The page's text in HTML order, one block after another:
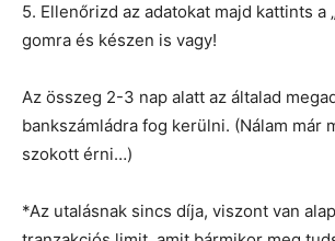
5. Ellenőrizd az adatokat majd kattints a
gomra és készen is vagy!
Az összeg 2-3 nap alatt az általad
bankszámládra fog kerülni. (Nálam már
szokott érni…)
*Az utalásnak sincs díja, viszont van